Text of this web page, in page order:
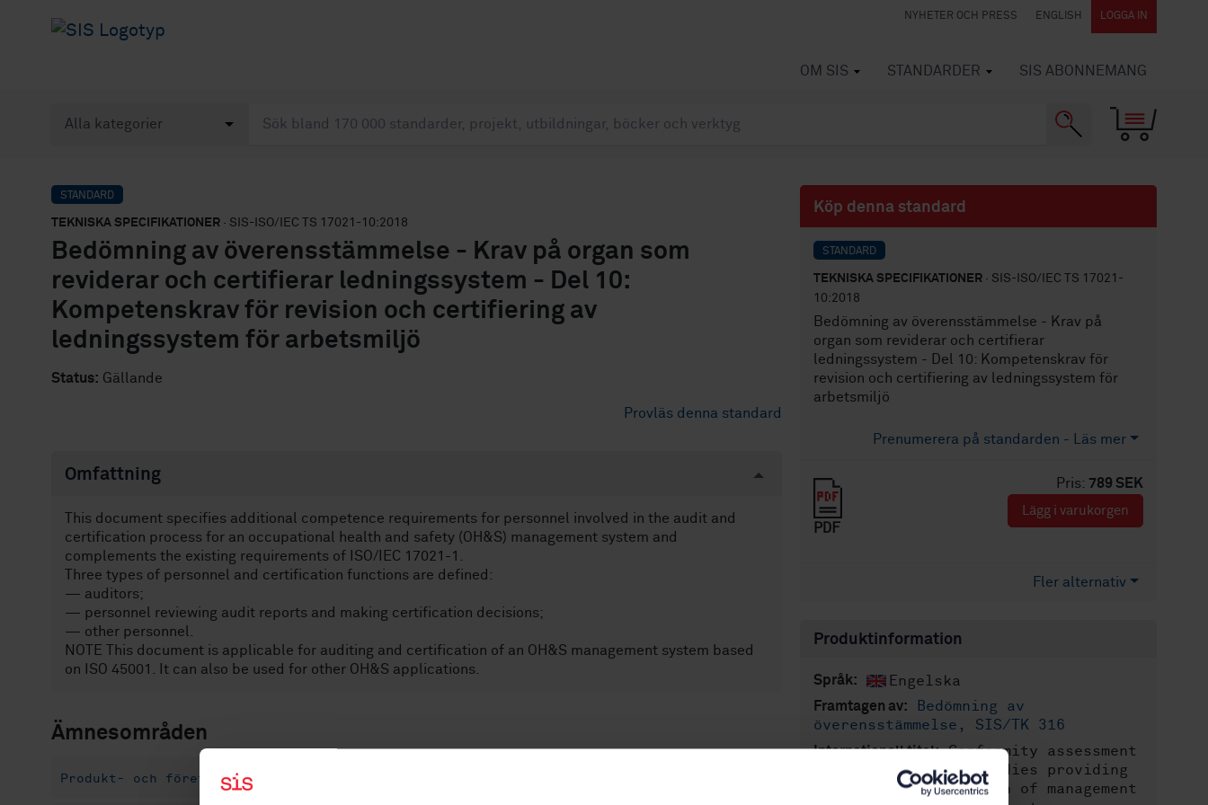
NYHETER OCH PRESS ENGLISH LOGGA IN
OM SIS STANDARDER SIS ABONNEMANG
STANDARD
TEKNISKA SPECIFIKATIONER · SIS-ISO/IEC TS 17021-10:2018
Bedömning av överensstämmelse - Krav på organ som
reviderar och certifierar ledningssystem - Del 10:
Kompetenskrav för revision och certifiering av
ledningssystem för arbetsmiljö
Status: Gällande
Provläs denna standard
Omfattning
This document specifies additional competence requirements for personnel involved in the audit and
certification process for an occupational health and safety (OH&S) management system and
complements the existing requirements of ISO/IEC 17021-1.
Three types of personnel and certification functions are defined:
— auditors;
— personnel reviewing audit reports and making certification decisions;
— other personnel.
NOTE This document is applicable for auditing and certification of an OH&S management system based
on ISO 45001. It can also be used for other OH&S applications.
Ämnesområden
Produkt- och företagscertifiering, försäkran om överenskommelse (03.120.20)
Köp denna standard
STANDARD
TEKNISKA SPECIFIKATIONER · SIS-ISO/IEC TS 17021-
10:2018
Bedömning av överensstämmelse - Krav på
organ som reviderar och certifierar
ledningssystem - Del 10: Kompetenskrav för
revision och certifiering av ledningssystem för
arbetsmiljö
Prenumerera på standarden - Läs mer
Pris: 789 SEK
PDF
Lägg i varukorgen
Fler alternativ
Produktinformation
Språk: Engelska
Framtagen av:
Bedömning av
överensstämmelse, SIS/TK 316
Internationell titel:Conformity assessment
- Requirements for bodies providing
audit and certification of management